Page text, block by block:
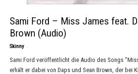
Sami Ford – Miss James feat.
Brown (Audio)
Skinny -
Sami Ford veröffentlicht die Audio des Songs
erhält er dabei von Daps und Sean Brown, der bei